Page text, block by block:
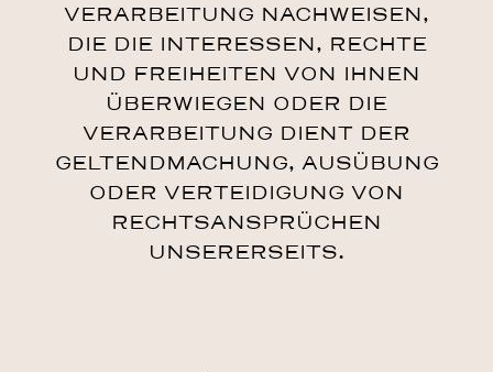
VERARBEITUNG NACHWEISEN,
DIE DIE INTERESSEN, RECHTE
UND FREIHEITEN VON IHNEN
ÜBERWIEGEN ODER DIE
VERARBEITUNG DIENT DER
GELTENDMACHUNG, AUSÜBUNG
ODER VERTEIDIGUNG VON
RECHTSANSPRÜCHEN
UNSERERSEITS.